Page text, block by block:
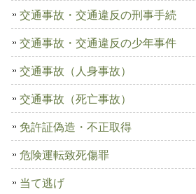
交通事故・交通違反の刑事手続
交通事故・交通違反の少年事件
交通事故（人身事故）
交通事故（死亡事故）
免許証偽造・不正取得
危険運転致死傷罪
当て逃げ